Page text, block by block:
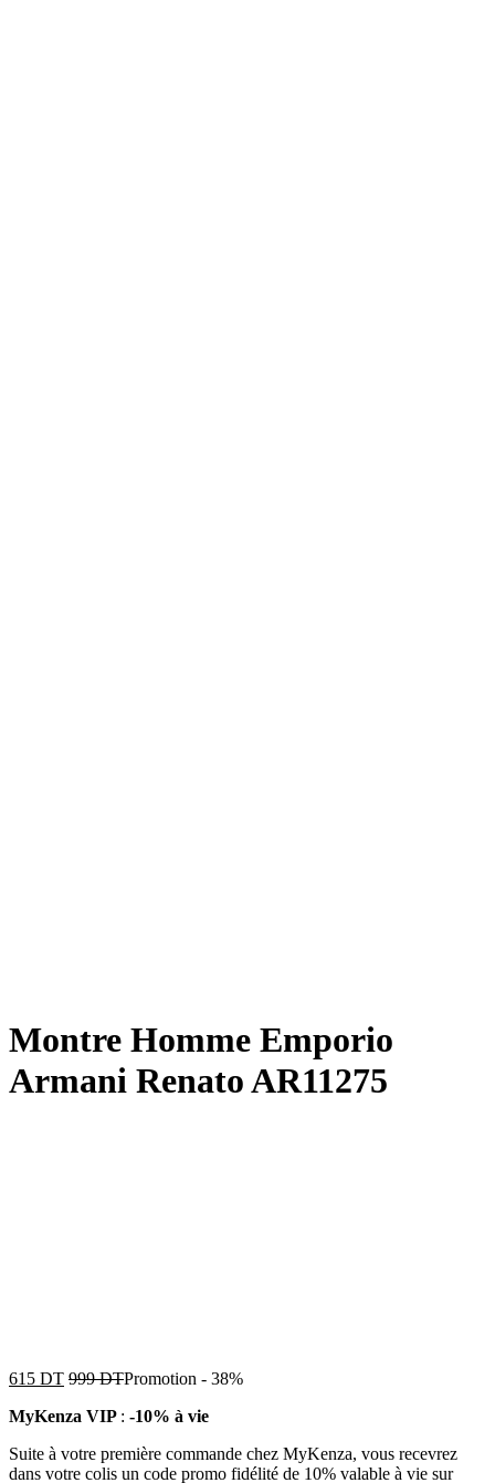
Montre Homme Emporio
Armani Renato AR11275
615 DT 999DTPromotion - 38%
MyKenza VIP : -10% à vie
Suite à votre première commande chez MyKenza, vous recevrez
dans votre colis un code promo fidélité de 10% valable à vie sur